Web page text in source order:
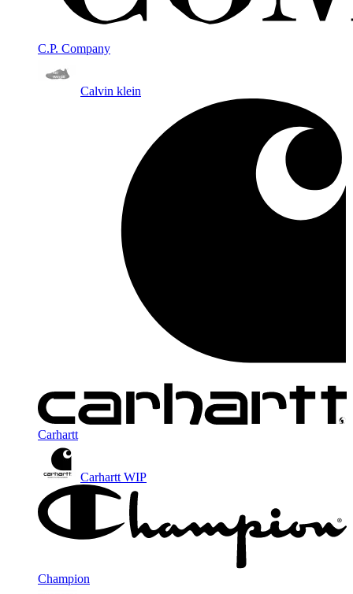
C.P. Company
Calvin klein
Carhartt
Carhartt WIP
Champion